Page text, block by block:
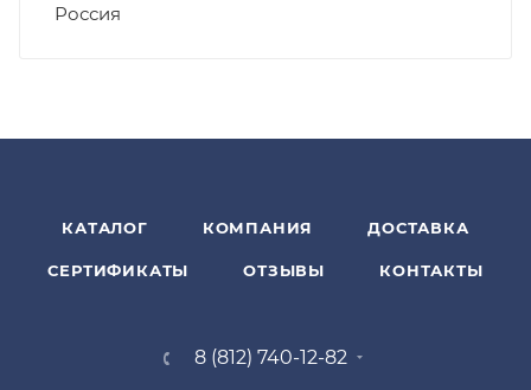
Россия
КАТАЛОГ КОМПАНИЯ ДОСТАВКА
СЕРТИФИКАТЫ ОТЗЫВЫ КОНТАКТЫ
8 (812) 740-12-82